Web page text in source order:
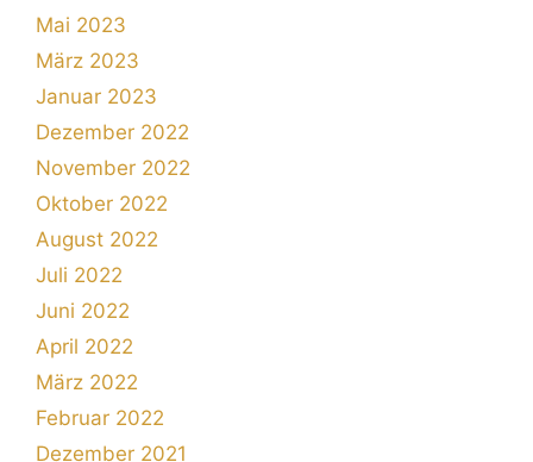
Mai 2023
März 2023
Januar 2023
Dezember 2022
November 2022
Oktober 2022
August 2022
Juli 2022
Juni 2022
April 2022
März 2022
Februar 2022
Dezember 2021